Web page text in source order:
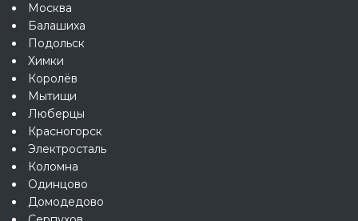
Москва
Балашиха
Подольск
Химки
Королёв
Мытищи
Люберцы
Красногорск
Электросталь
Коломна
Одинцово
Домодедово